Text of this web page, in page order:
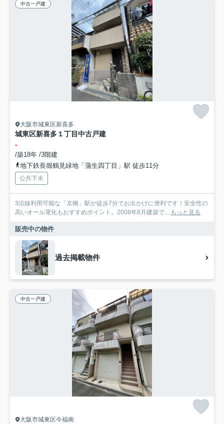
中古一戸建
大阪市城東区新喜多
城東区新喜多１丁目中古戸建
-
/築18年 /3階建
地下鉄長堀鶴見緑地「蒲生四丁目」駅 徒歩11分
公共下水
3沿線利用可能な「京橋」駅が徒歩7分でお出かけに便利です！安全性の
高いオール電化もおすすめポイント。2008年8月建築で...
もっと見る
販売中の物件
過去掲載物件
中古一戸建
大阪市城東区今福南